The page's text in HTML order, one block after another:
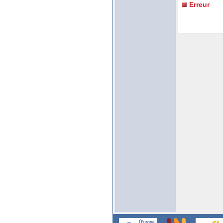
Erreur